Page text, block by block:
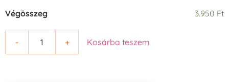
Végösszeg 3.950 Ft
- + Kosárba teszem